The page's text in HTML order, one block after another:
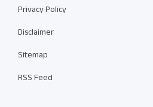
Privacy Policy
Disclaimer
Sitemap
RSS Feed